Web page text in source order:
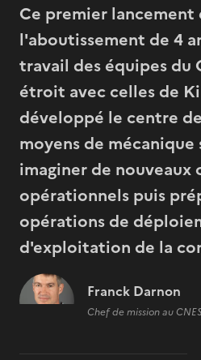
Ce premier lancement
l'aboutissement de 4
travail des équipes du
étroit avec celles de
développé le centre
moyens de
imaginer de nouveaux
opérationnels puis
opérations de
d'exploitation de la
Franck Darnon
Chef de mission au